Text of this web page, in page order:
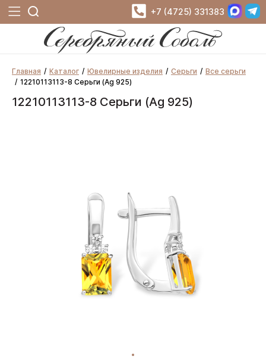
+7 (4725) 331383
Главная Каталог Ювелирные изделия Серьги
Все серьги
12210113113-8 Серьги (Ag 925)
12210113113-8 Серьги (Ag 925)